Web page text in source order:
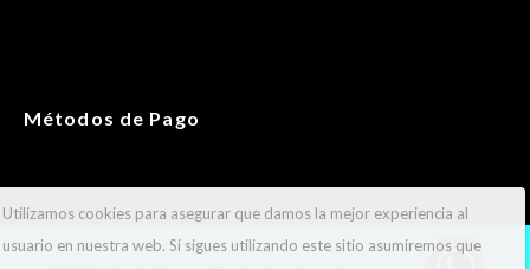
Métodos de Pago
Utilizamos cookies para asegurar que damos la mejor experiencia al
usuario en nuestra web. Si sigues utilizando este sitio asumiremos que